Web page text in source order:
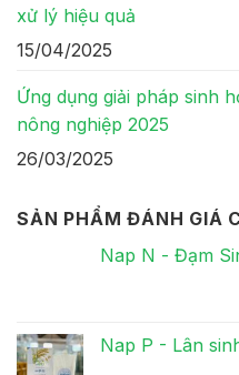
xử lý hiệu quả
15/04/2025
Ứng dụng giải pháp sinh
nông nghiệp 2025
26/03/2025
SẢN PHẨM ĐÁNH GIÁ
Nap N - Đạm
Nap P - Lân